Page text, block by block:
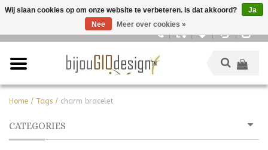
Home / Tags / charm bracelet
CATEGORIES
Wij slaan cookies op om onze website te verbeteren. Is dat akkoord?
Ja
Nee
Meer over cookies »